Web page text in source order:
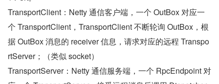
TransportClient：Netty 通信客户端，一个 OutBox 对应一
个 TransportClient，TransportClient 不断轮询 OutBox，根
据 OutBox 消息的 receiver 信息，请求对应的远程 Transpo
rtServer；（类似 socket）
TransportServer：Netty 通信服务端，一个 RpcEndpoint 对